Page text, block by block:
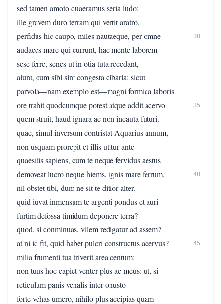
sed tamen amoto quaeramus seria ludo:
ille gravem duro terram qui vertit aratro,
perfidus hic caupo, miles nautaeque, per omne
30
audaces mare qui currunt, hac mente laborem
sese ferre, senes ut in otia tuta recedant,
aiunt, cum sibi sint congesta cibaria: sicut
parvola—nam exemplo est—magni formica laboris
ore trahit quodcumque potest atque addit acervo
35
quem struit, haud ignara ac non incauta futuri.
quae, simul inversum contristat Aquarius annum,
non usquam prorepit et illis utitur ante
quaesitis sapiens, cum te neque fervidus aestus
demoveat lucro neque hiems, ignis mare ferrum,
40
nil obstet tibi, dum ne sit te ditior alter.
quid iuvat inmensum te argenti pondus et auri
furtim defossa timidum deponere terra?
quod, si conminuas, vilem redigatur ad assem?
at ni id fit, quid habet pulcri constructus acervus?
45
milia frumenti tua triverit area centum:
non tuus hoc capiet venter plus ac meus: ut, si
reticulum panis venalis inter onusto
forte vehas umero, nihilo plus accipias quam